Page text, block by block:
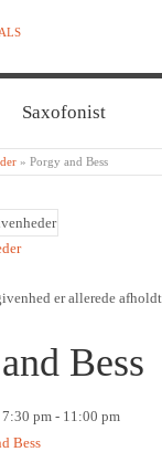
Saxofonist
» Porgy and Bess
er allerede
Bess
pm - 11:00 pm
Bess